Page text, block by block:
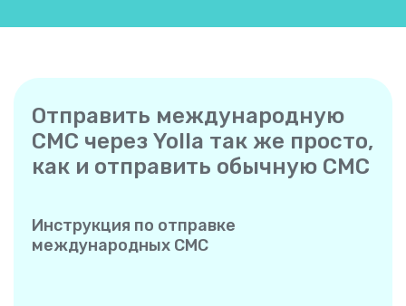
Отправить международную
СМС через Yolla так же просто,
как и отправить обычную СМС
Инструкция по отправке
международных СМС